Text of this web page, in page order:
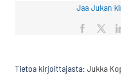
Jaa Jukan
Facebook
Tietoa kirjoittajasta: Jukka